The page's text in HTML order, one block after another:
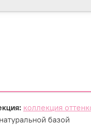
коллекция
базой